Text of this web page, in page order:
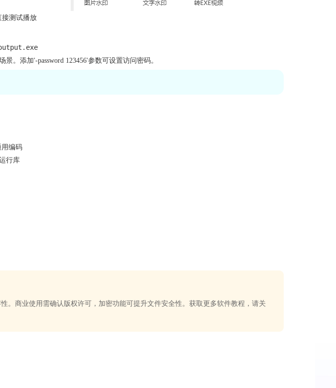
测试播放
。添加'-password 123456'参数可设置访问密码。
用编码
行库
。商业使用需确认版权许可，加密功能可提升文件安全性。获取更多软件教程，请关